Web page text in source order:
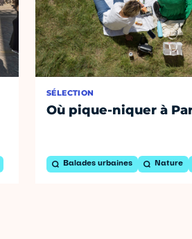
SÉLECTION
Où pique-niquer à
Balades urbaines Nature